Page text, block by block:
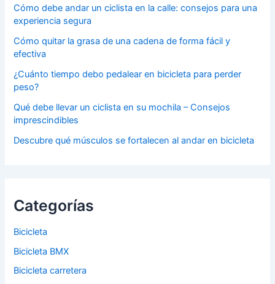
Cómo debe andar un ciclista en la calle: consejos para una
experiencia segura
Cómo quitar la grasa de una cadena de forma fácil y
efectiva
¿Cuánto tiempo debo pedalear en bicicleta para perder
peso?
Qué debe llevar un ciclista en su mochila – Consejos
imprescindibles
Descubre qué músculos se fortalecen al andar en bicicleta
Categorías
Bicicleta
Bicicleta BMX
Bicicleta carretera